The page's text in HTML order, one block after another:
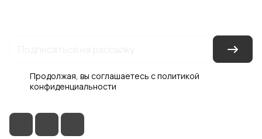
Продолжая, вы соглашаетесь сполитикой
конфиденциальности